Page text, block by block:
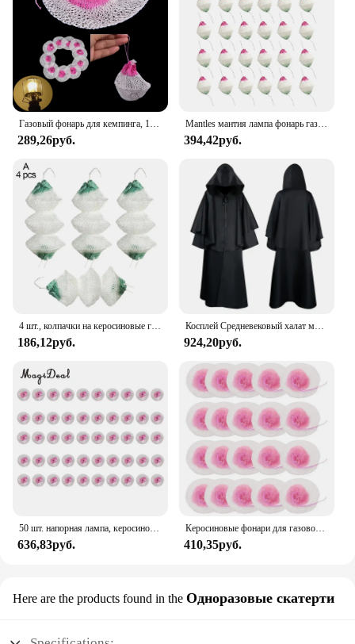
Газовый фонарь для кемпинга, 10 шт., газовая сетка, освещение, мантия, не радиоактивные безопасные уличные инструменты, Прямая поставка
289,26руб.
Mantles мантия лампа фонарь газ пропан светильник Кемпинг керосиновый зажим парафин универсальный чехол галстук носок для походов Insta каминное топливо
394,42руб.
4 шт., колпачки на керосиновые газовые лампы
186,12руб.
Косплей Средневековый халат монаха Плащ Доктор чумы Хэллоуин Платье Костюм Капюшон Накидка Мантия Платье Волшебник Священник Монах Наряд
924,20руб.
50 шт. напорная лампа, керосиновая лампа для кемпинга, походов, газовая лампа, бытовой газовый фонарь для двора, внутреннего дворика, запасные части
636,83руб.
Керосиновые фонари для газового фонаря, 20 шт., 10 см
410,35руб.
Here are the products found in the Одноразовые скатерти